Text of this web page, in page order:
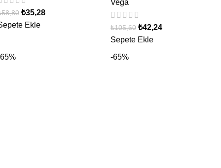
58,80 ₺35,28
Ekle
Vega
₺105,60 ₺42,24
Sepete Ekle
-65%